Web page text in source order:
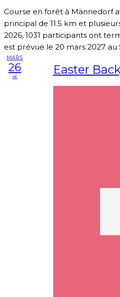
Course en forêt à Männedorf
principal de 11.5 km et
2026, 1031 participants ont
est prévue le 20 mars 2027
MARS
26
ve Easter